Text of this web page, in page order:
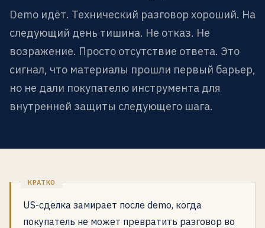
Demo идёт. Технический разговор хороший. На
следующий день тишина. Не отказ. Не
возражение. Просто отсутствие ответа. Это
сигнал, что материалы прошли первый барьер,
но не дали покупателю инструмента для
внутренней защиты следующего шага.
US-сделка замирает после demo, когда
покупатель не может превратить разговор во